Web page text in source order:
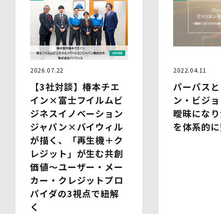
(3)第三者提供の方法
電話、FAX、電子メール、郵送などの一般的な方法
(4)その他
上記の内容によらない個人情報の第三者提供を行う場合に
は、あらかじめ本人に対し個別具体的な内容を提示して同
意を得ます。
5.委託
当社は、上記利用目的の達成に必要な範囲内において、個
人情報の取扱いの全部又は一部を委託する場合がありま
す。個人情報の取扱いを外部に委託する際は、十分な情報
管理水準を確保している委託先を選定するとともに、当該
委託先には必要かつ適切な監督を行います。
6.安全管理措置
当社は、個人情報保護法、個人情報保護方針及び本方針に
従って、個人データ（個人情報保護法第16条第３項により
定義された「個人データ」をいい、以下同様とします。）
を適切に取り扱い、正確かつ最新のものとするよう適切な
処置を講じます。
また、個人データの漏えい、滅失又は毀損の防止その他の
個人データの保護のため、個人データを適切かつ安全に管
2026.07.22
【3社対談】椿本チエ
イン×富士フイルムビ
ジネスイノベーション
ジャパン×バイウィル
が描く、「再生機＋ク
レジット」が生む共創
価値～ユーザー・メー
カー・クレジットプロ
パイダの3視点で紐解
く
2022.04.11
パーパス
ン・ビジ
曖昧にな
を体系的